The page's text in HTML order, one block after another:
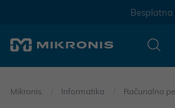
Mikronis Informatika Računalna